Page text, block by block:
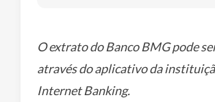
O extrato do Banco BMG pode
através do aplicativo da
Internet Banking.